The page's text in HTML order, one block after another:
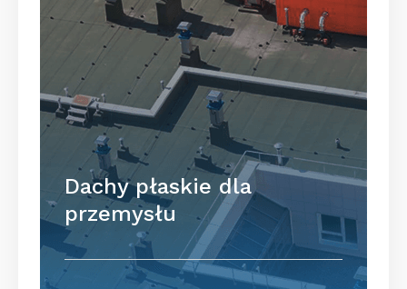
Dachy płaskie dla
przemysłu